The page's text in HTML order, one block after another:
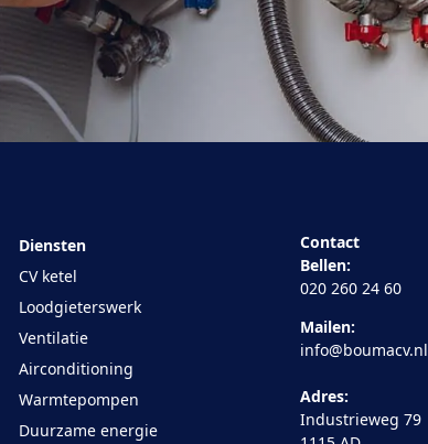
Diensten
CV ketel
Loodgieterswerk
Ventilatie
Airconditioning
Warmtepompen
Duurzame energie
Contact
Bellen:
020 260 24 60
Mailen:
info@boumacv.nl
Adres:
Industrieweg 79